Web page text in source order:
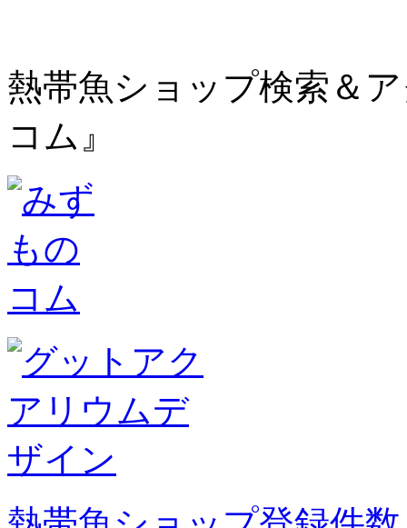
熱帯魚ショップ検索＆
コム』